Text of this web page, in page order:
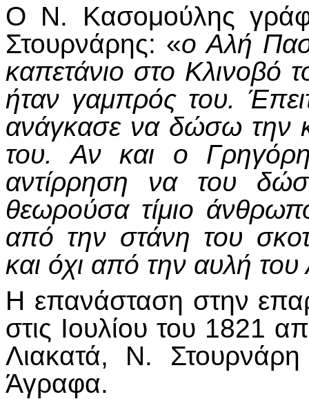
Ο Ν. Κασομούλης
Στουρνάρης: «ο Αλή
καπετάνιο στο Κλινοβό
ήταν γαμπρός του.
ανάγκασε να δώσω την
του. Αν και ο
αντίρρηση να του
θεωρούσα τίμιο
από την στάνη του
και όχι από την αυλή
Η επανάσταση στην
στις Ιουλίου του 1821
Λιακατά, Ν.
Άγραφα.